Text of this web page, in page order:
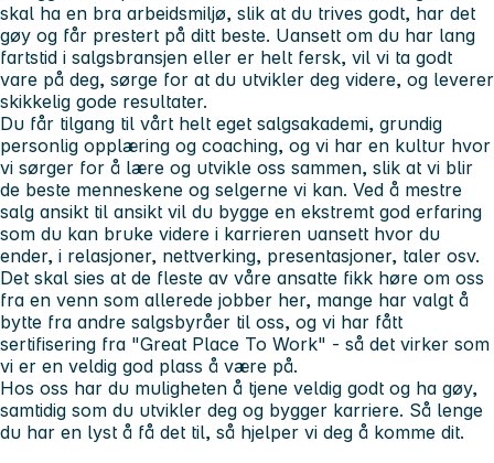
skal ha en bra arbeidsmiljø, slik at du trives godt, har det
gøy og får prestert på ditt beste. Uansett om du har lang
fartstid i salgsbransjen eller er helt fersk, vil vi ta godt
vare på deg, sørge for at du utvikler deg videre, og leverer
skikkelig gode resultater.
Du får tilgang til vårt helt eget salgsakademi, grundig
personlig opplæring og coaching, og vi har en kultur hvor
vi sørger for å lære og utvikle oss sammen, slik at vi blir
de beste menneskene og selgerne vi kan. Ved å mestre
salg ansikt til ansikt vil du bygge en ekstremt god erfaring
som du kan bruke videre i karrieren uansett hvor du
ender, i relasjoner, nettverking, presentasjoner, taler osv.
Det skal sies at de fleste av våre ansatte fikk høre om oss
fra en venn som allerede jobber her, mange har valgt å
bytte fra andre salgsbyråer til oss, og vi har fått
sertifisering fra "Great Place To Work" - så det virker som
vi er en veldig god plass å være på.
Hos oss har du muligheten å tjene veldig godt og ha gøy,
samtidig som du utvikler deg og bygger karriere. Så lenge
du har en lyst å få det til, så hjelper vi deg å komme dit.